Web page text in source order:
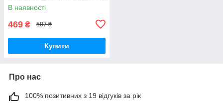
В наявності
469 ₴ 587 ₴
Купити
Про нас
100% позитивних з 19 відгуків за рік